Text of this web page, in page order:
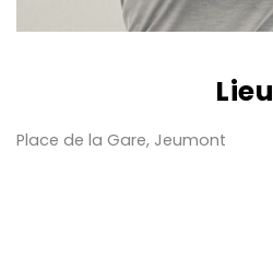
Lieu
Place de la Gare, Jeumont